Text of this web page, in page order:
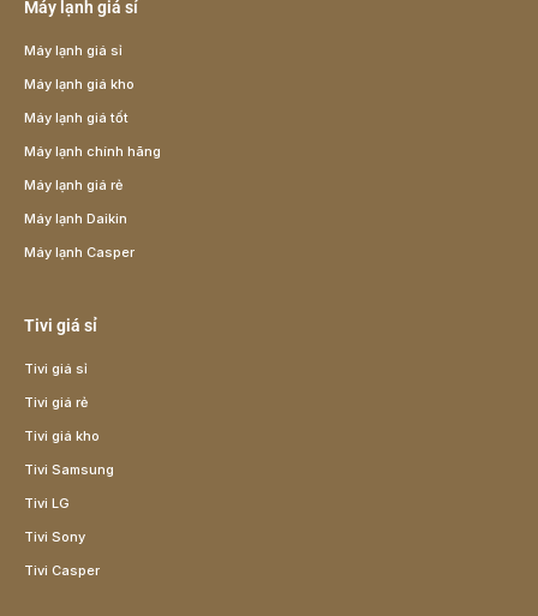
Máy lạnh giá sỉ
Máy lạnh giá sỉ
Máy lạnh giá kho
Máy lạnh giá tốt
Máy lạnh chính hãng
Máy lạnh giá rẻ
Máy lạnh Daikin
Máy lạnh Casper
Tivi giá sỉ
Tivi giá sỉ
Tivi giá rẻ
Tivi giá kho
Tivi Samsung
Tivi LG
Tivi Sony
Tivi Casper